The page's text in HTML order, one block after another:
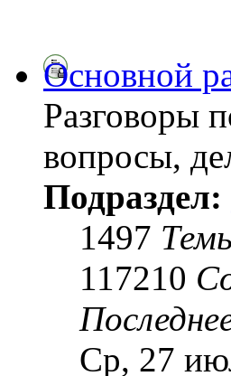
Основной
Разговоры
вопросы,
Подраздел:
1497
117210
Ср, 27